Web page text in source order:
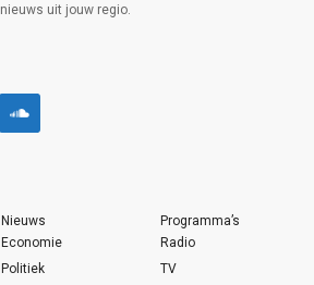
uit jouw regio.
Nieuws
Economie
Politiek
Programma’s
Radio
TV